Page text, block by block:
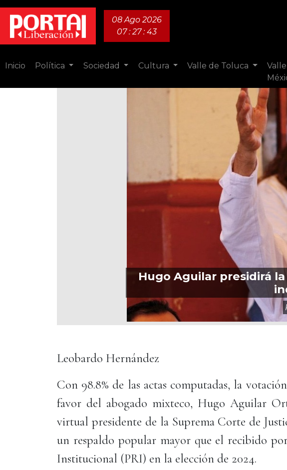
08 Ago 2026
07 : 27 : 45
Inicio Política Sociedad Cultura Valle de Toluca
Hugo Aguilar presidirá la
Leobardo Hernández
Con 98.8% de las actas computadas, la
favor del abogado mixteco, Hugo Aguilar
virtual presidente de la Suprema Corte de
un respaldo popular mayor que el recibido
Institucional (PRI) en la elección de 2024.